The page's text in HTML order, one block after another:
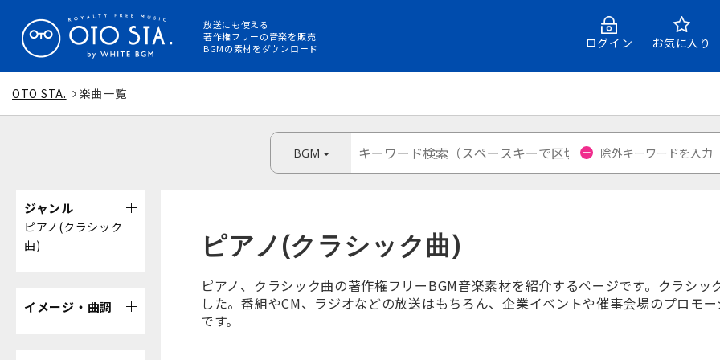
放送にも使える
著作権フリーの音楽を販売
BGMの素材をダウンロード
ログイン お気に入り
OTO STA. 楽曲一覧
BGM
ピアノ(クラシック曲)
ピアノ、クラシック曲の著作権フリーBGM音楽素材を紹介するページです。クラシ
した。番組やCM、ラジオなどの放送はもちろん、企業イベントや催事会場のプロモ
です。
ジャンル
ピアノ(クラシック
曲)
イメージ・曲調